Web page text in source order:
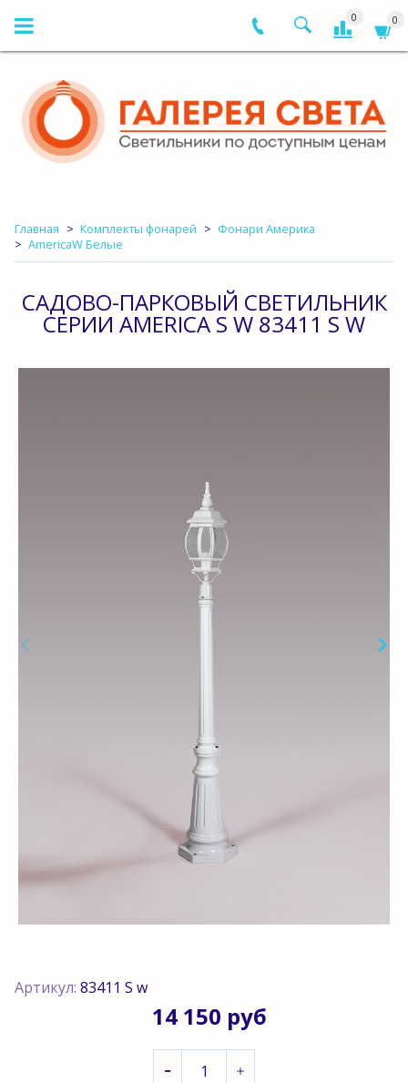
0 0
Главная Комплекты фонарей
Фонари Америка
AmericaW Белые
САДОВО-ПАРКОВЫЙ СВЕТИЛЬНИК
СЕРИИ AMERICA S W 83411 S W
Артикул: 83411 S w
14 150 руб